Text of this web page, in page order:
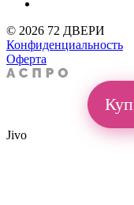
© 2026 72 ДВЕРИ
Конфиденциальность
Оферта
Jivo